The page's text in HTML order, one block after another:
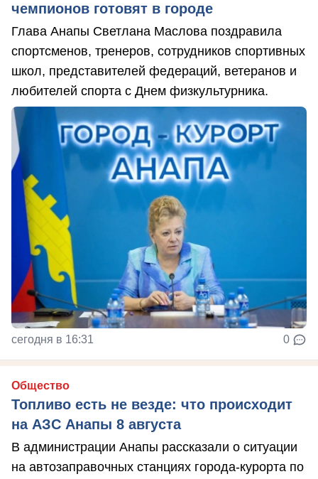
чемпионов готовят в городе
Глава Анапы Светлана Маслова поздравила
спортсменов, тренеров, сотрудников спортивных
школ, представителей федераций, ветеранов и
любителей спорта с Днем физкультурника.
сегодня в 16:31 0
Общество
Топливо есть не везде: что происходит
на АЗС Анапы 8 августа
В администрации Анапы рассказали о ситуации
на автозаправочных станциях города-курорта по